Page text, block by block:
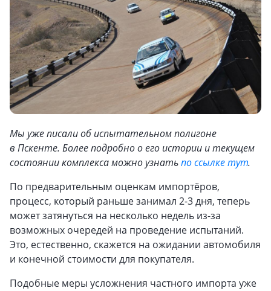
Мы уже писали об испытательном полигоне
в Пскенте. Более подробно о его истории и текущем
состоянии комплекса можно узнатьпо ссылке тут.
По предварительным оценкам импортёров,
процесс, который раньше занимал 2-3 дня, теперь
может затянуться на несколько недель из-за
возможных очередей на проведение испытаний.
Это, естественно, скажется на ожидании автомобиля
и конечной стоимости для покупателя.
Подобные меры усложнения частного импорта уже